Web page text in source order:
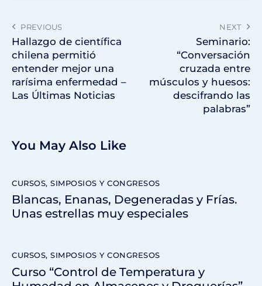
PREVIOUS
Hallazgo de científica
chilena permitió
entender mejor una
rarísima enfermedad –
Las Últimas Noticias
NEXT
Seminario:
“Conversación
cruzada entre
músculos y huesos:
descifrando las
palabras”
You May Also Like
CURSOS, SIMPOSIOS Y CONGRESOS
Blancas, Enanas, Degeneradas y Frías.
Unas estrellas muy especiales
CURSOS, SIMPOSIOS Y CONGRESOS
Curso “Control de Temperatura y